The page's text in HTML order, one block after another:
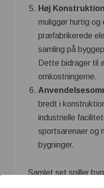
Høj
muliggør hurtig
præfabrikerede
samling på
Dette bidrager til
omkostningerne.
bredt i
industrielle
sportsarenaer og
bygninger.
Samlet set spiller